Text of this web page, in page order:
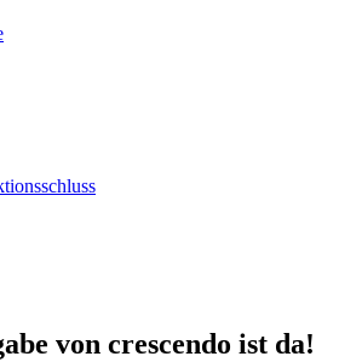
von crescendo ist da!